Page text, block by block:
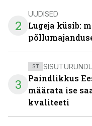
2
UUDISED
Lugeja küsib:
3
ST
Paindlikkus
määrata ise
kvaliteeti